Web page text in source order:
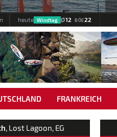
heute Windtag Ø12 BÖE22
FRANKREICH
, Lost Lagoon, EG